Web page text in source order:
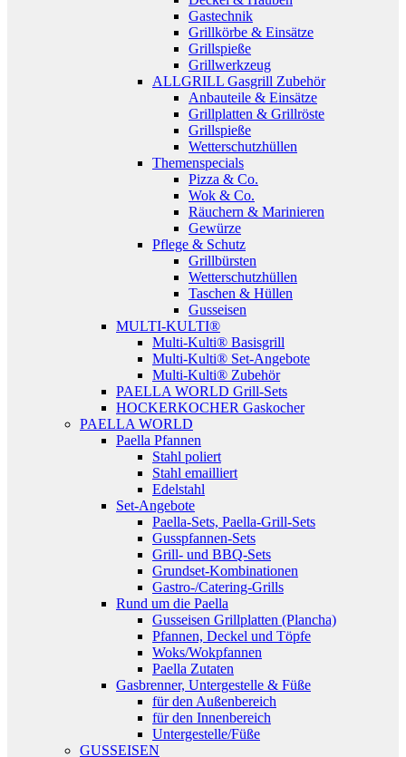
Gastechnik
Grillkörbe & Einsätze
Grillspieße
Grillwerkzeug
ALLGRILL Gasgrill Zubehör
Anbauteile & Einsätze
Grillplatten & Grillröste
Grillspieße
Wetterschutzhüllen
Themenspecials
Pizza & Co.
Wok & Co.
Räuchern & Marinieren
Gewürze
Pflege & Schutz
Grillbürsten
Wetterschutzhüllen
Taschen & Hüllen
Gusseisen
MULTI-KULTI®
Multi-Kulti® Basisgrill
Multi-Kulti® Set-Angebote
Multi-Kulti® Zubehör
PAELLA WORLD Grill-Sets
HOCKERKOCHER Gaskocher
PAELLA WORLD
Paella Pfannen
Stahl poliert
Stahl emailliert
Edelstahl
Set-Angebote
Paella-Sets, Paella-Grill-Sets
Gusspfannen-Sets
Grill- und BBQ-Sets
Grundset-Kombinationen
Gastro-/Catering-Grills
Rund um die Paella
Gusseisen Grillplatten (Plancha)
Pfannen, Deckel und Töpfe
Woks/Wokpfannen
Paella Zutaten
Gasbrenner, Untergestelle & Füße
für den Außenbereich
für den Innenbereich
Untergestelle/Füße
GUSSEISEN